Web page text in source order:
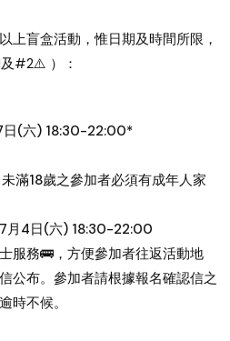
上盲盒活動，惟日期及時間所限，
及#2⚠️ ）：
日(六) 18:30-22:00*
滿18歲之參加者必須有成年人家
月4日(六) 18:30-22:00
服務🚌，方便參加者往返活動地
公布。參加者請根據報名確認信之
時不候。